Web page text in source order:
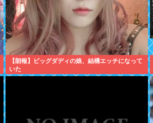
【朗報】ビッグダディの娘、結構エッチになって
いた